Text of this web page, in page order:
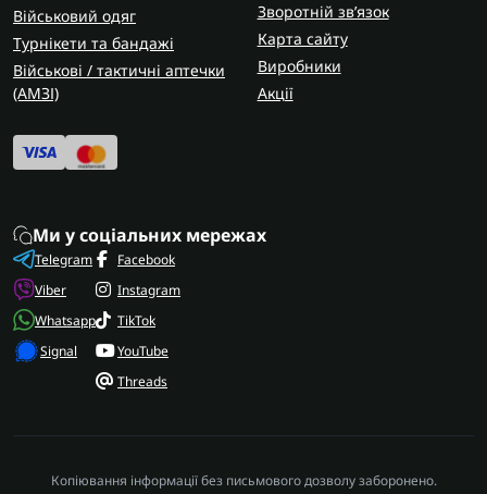
Військовий одяг
Турнікети та бандажі
Військові / тактичні аптечки
(AMЗІ)
Зворотній зв’язок
Карта сайту
Виробники
Акції
Ми у соціальних мережах
Telegram
Viber
Whatsapp
Signal
Facebook
Instagram
TikTok
YouTube
Threads
Копіювання інформації без письмового дозволу заборонено.